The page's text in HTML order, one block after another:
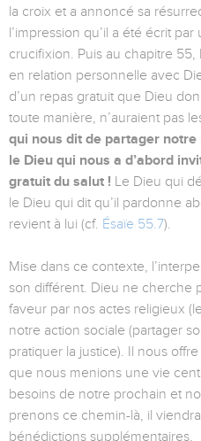
la croix et a annoncé sa
l’impression qu’il a été écrit
crucifixion. Puis au chapitre 55,
en relation personnelle avec
d’un repas gratuit que Dieu
toute manière, n’auraient pas
qui nous dit de partager
le Dieu qui nous a d’abord
gratuit du salut ! Le Dieu qui
le Dieu qui dit qu’il pardonne
revient à lui (cf. Ésaïe 55.7).
Mise dans ce contexte,
son différent. Dieu ne cherche
faveur par nos actes religieux
notre action sociale (partager
pratiquer la justice). Il nous
que nous menions une vie
besoins de notre prochain et
prenons ce chemin-là, il
bénédictions supplémentaires.